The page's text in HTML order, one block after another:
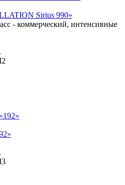
Sirius 990»
- коммерческий, интенсивные